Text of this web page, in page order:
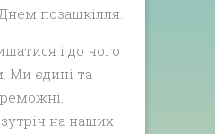
позашкілля.
і до чого
Ми єдині та
на наших